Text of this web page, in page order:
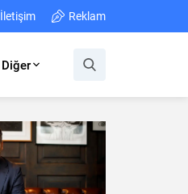
İletişim Reklam
Diğer